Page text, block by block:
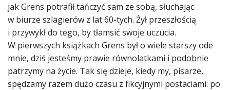
jak Grens potrafił tańczyć sam ze sobą, słuchając
w biurze szlagierów z lat 60-tych. Żył przeszłością
i przywykł do tego, by tłamsić swoje uczucia.
W pierwszych książkach Grens był o wiele starszy ode
mnie, dziś jesteśmy prawie równolatkami i podobnie
patrzymy na życie. Tak się dzieje, kiedy my, pisarze,
spędzamy razem dużo czasu z fikcyjnymi postaciami: po